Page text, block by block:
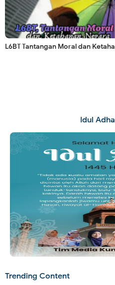
L6BT Tantangan Moral dan
Idul
Trending Content